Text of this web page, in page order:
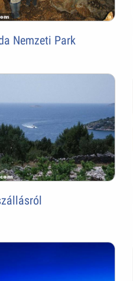
Nemzeti Park